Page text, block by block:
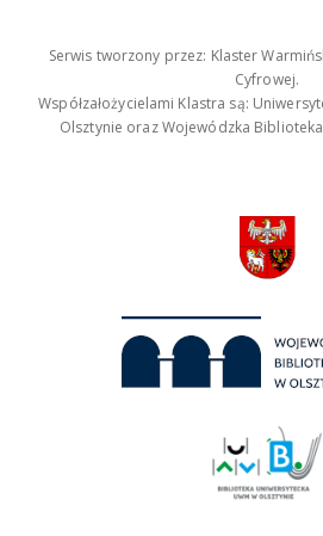
Serwis tworzony przez: Klaster
Cyfrowej.
Współzałożycielami Klastra są:
Olsztynie oraz Wojewódzka